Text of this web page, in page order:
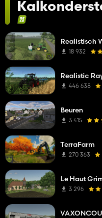
Realistisch
18 932
Realistic
446 638
Beuren
3 415
TerraFarm
270 363
Le Haut
3 296